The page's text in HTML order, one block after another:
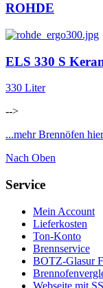
ROHDE
ELS 330 S
330 Liter
-->
...mehr Brennöfen
Nach Oben
Service
Mein Account
Lieferkosten
Ton-Konto
Brennservice
BOTZ-Glasur
Webseite mit